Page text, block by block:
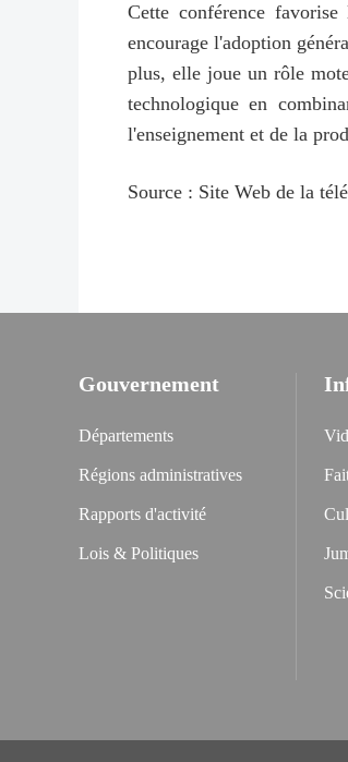
Cette conférence
encourage l'adoption
plus, elle joue un rôle
technologique en
l'enseignement et de la
Source : Site Web de la
Gouvernement
Départements
Régions administratives
Rapports d'activité
Lois & Politiques